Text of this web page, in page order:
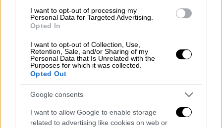
I want to opt-out of processing my
Personal Data for Targeted Advertising.
Opted In
I want to opt-out of Collection, Use,
Retention, Sale, and/or Sharing of my
Personal Data that Is Unrelated with the
Purposes for which it was collected.
Opted Out
Google consents
I want to allow Google to enable storage
related to advertising like cookies on web or
Ελλάδα|21.06.2025 11:25
Τζάνειο: Οκτώ αιτίες οδήγησαν στη
λάθος μετάγγιση αίματος - Το
πόρισμα «καταπέλτης»
Καινοτόμο σύστημα και ειδοποιήσεις
σε πραγματικό χρόνο